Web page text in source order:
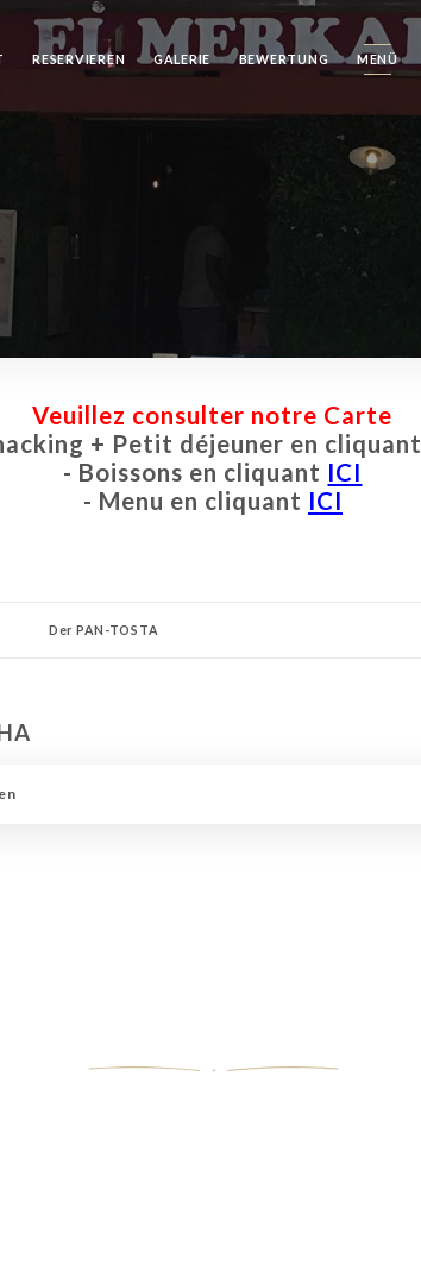
RESERVIEREN GALERIE BEWERTUNG MENÜ
Veuillez consulter notre Carte
+ Petit déjeuner en cliquant
- Boissons en cliquant ICI
- Menu en cliquant ICI
Der PAN-TOSTA
CIDERS UND BIERE
DES PERFEKTEN SERVES